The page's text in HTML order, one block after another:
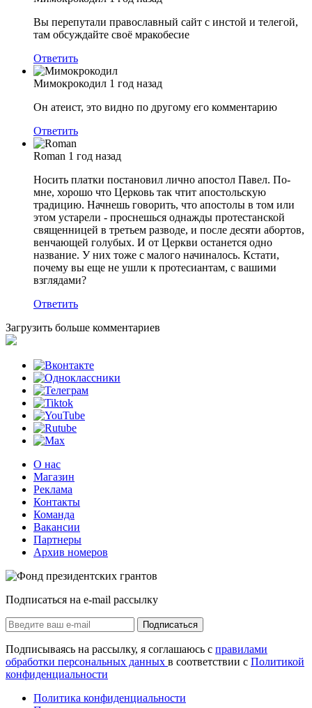
Вы перепутали православный сайт с инстой и телегой,
там обсуждайте своё мракобесие
Ответить
Мимокрокодил 1 год назад
Он атеист, это видно по другому его комментарию
Ответить
Roman 1 год назад
Носить платки постановил лично апостол Павел. По-
мне, хорошо что Церковь так чтит апостольскую
традицию. Начнешь говорить, что апостолы в том или
этом устарели - проснешься однажды протестанской
священницей в третьем разводе, и после десяти абортов,
венчающей голубых. И от Церкви останется одно
название. У них тоже с малого начиналось. Кстати,
почему вы еще не ушли к протесиантам, с вашими
взглядами?
Ответить
Загрузить больше комментариев
О нас
Магазин
Реклама
Контакты
Команда
Вакансии
Партнеры
Архив номеров
Подписаться на e-mail рассылку
Подписаться
Подписываясь на рассылку, я соглашаюсь с правилами
обработки персональных данных в соответствии с Политикой
конфиденциальности
Политика конфиденциальности